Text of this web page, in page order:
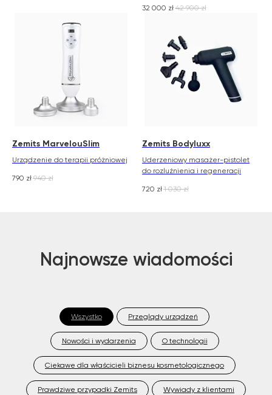
32 000 zł 42 900 zł
Zemits MarvelouSlim
Urządzenie do terapii próżniowej
790 zł 940 zł
Zemits Bodyluxx
Uderzeniowy masażer-pistolet
do rozluźnienia i regeneracji
720 zł 1 030 zł
Najnowsze wiadomości
Wszystko Przeglądy urządzeń
Nowości i wydarzenia O technologii
Ciekawe dla właścicieli biznesu kosmetologicznego
Prawdziwe przypadki Zemits Wywiady z klientami